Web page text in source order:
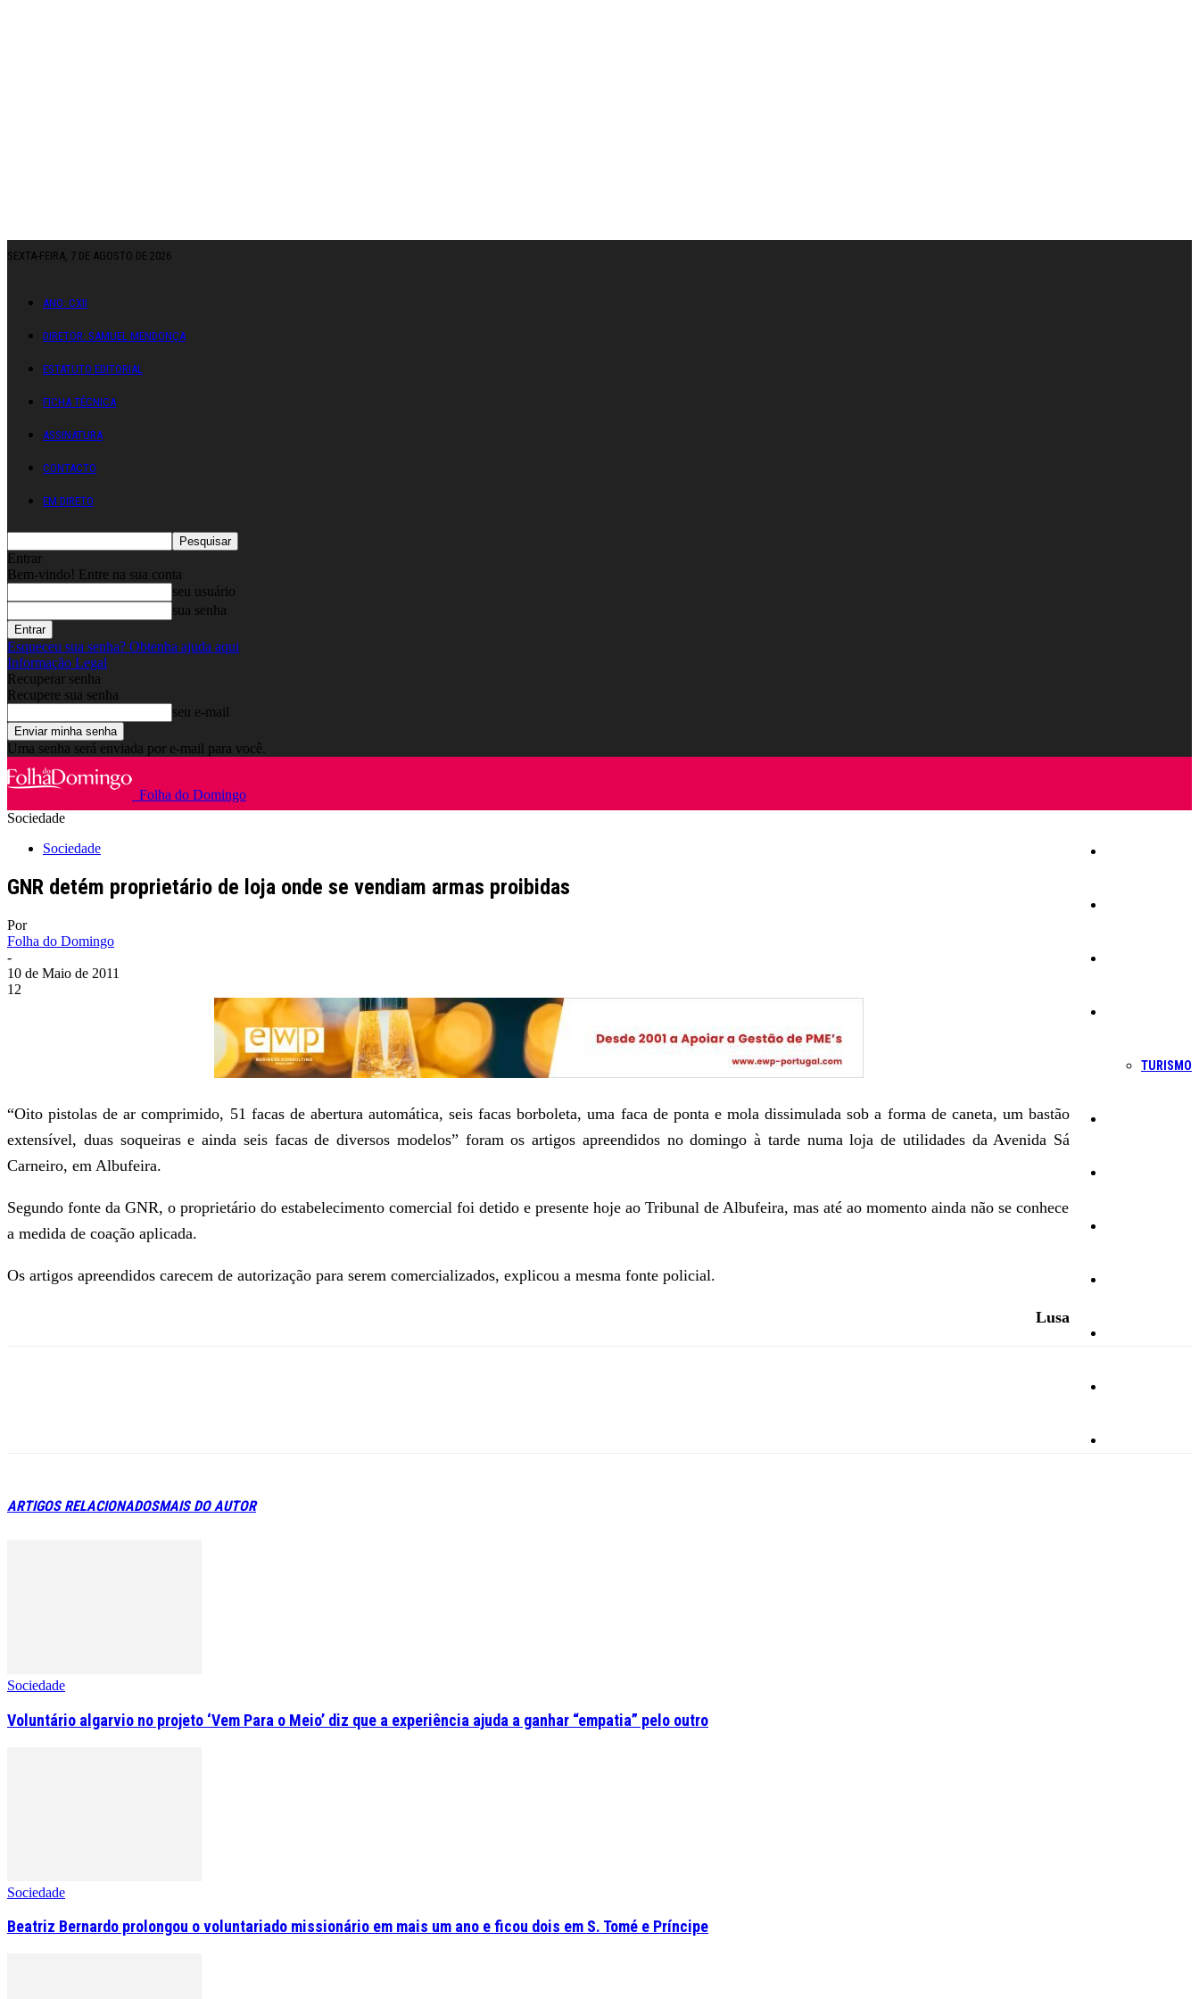
SEXTA-FEIRA, 7 DE AGOSTO DE 2026
ANO: CXII
DIRETOR: SAMUEL MENDONÇA
ESTATUTO EDITORIAL
FICHA TÉCNICA
ASSINATURA
CONTACTO
EM DIRETO
Entrar
Bem-vindo! Entre na sua conta
seu usuário
sua senha
Esqueceu sua senha? Obtenha ajuda aqui
Informação Legal
Recuperar senha
Recupere sua senha
seu e-mail
Uma senha será enviada por e-mail para você.
Folha do Domingo
TURISMO
Sociedade
Sociedade
GNR detém proprietário de loja onde se vendiam armas proibidas
Por
Folha do Domingo
-
10 de Maio de 2011
12
“Oito pistolas de ar comprimido, 51 facas de abertura automática, seis facas borboleta, uma faca de ponta e mola dissimulada sob a forma de caneta, um bastão
extensível, duas soqueiras e ainda seis facas de diversos modelos” foram os artigos apreendidos no domingo à tarde numa loja de utilidades da Avenida Sá
Carneiro, em Albufeira.
Segundo fonte da GNR, o proprietário do estabelecimento comercial foi detido e presente hoje ao Tribunal de Albufeira, mas até ao momento ainda não se conhece
a medida de coação aplicada.
Os artigos apreendidos carecem de autorização para serem comercializados, explicou a mesma fonte policial.
Lusa
ARTIGOS RELACIONADOSMAIS DO AUTOR
Sociedade
Voluntário algarvio no projeto ‘Vem Para o Meio’ diz que a experiência ajuda a ganhar “empatia” pelo outro
Sociedade
Beatriz Bernardo prolongou o voluntariado missionário em mais um ano e ficou dois em S. Tomé e Príncipe